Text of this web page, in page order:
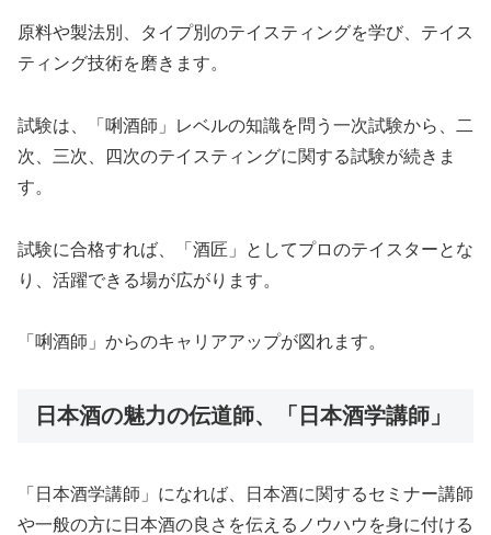
原料や製法別、タイプ別のテイスティングを学び、テイス
ティング技術を磨きます。
試験は、「唎酒師」レベルの知識を問う一次試験から、二
次、三次、四次のテイスティングに関する試験が続きま
す。
試験に合格すれば、「酒匠」としてプロのテイスターとな
り、活躍できる場が広がります。
「唎酒師」からのキャリアアップが図れます。
日本酒の魅力の伝道師、「日本酒学講師」
「日本酒学講師」になれば、日本酒に関するセミナー講師
や一般の方に日本酒の良さを伝えるノウハウを身に付ける